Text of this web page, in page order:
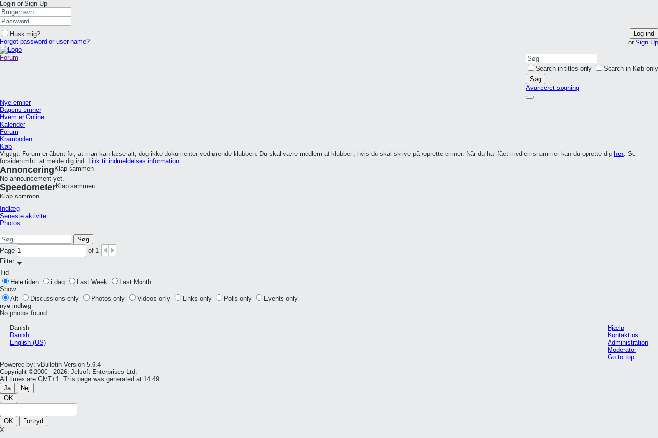
Login or Sign Up
Husk mig?
Log ind
Forgot password or user name?
or Sign Up
Search in titles only
Search in Køb only
Søg
Avanceret søgning
Forum
Nye emner
Dagens emner
Hvem er Online
Kalender
Forum
Kramboden
Køb
Vigtigt. Forum er åbent for, at man kan læse alt, dog ikke dokumenter vedrørende klubben. Du skal være medlem af klubben, hvis du skal skrive på /oprette emner. Når du har fået medlemsnummer kan du oprette dig her. Se
forsiden mht. at melde dig ind. Link til indmeldelses information.
Annoncering Klap sammen
No announcement yet.
SpeedometerKlap sammen
Klap sammen
Indlæg
Seneste aktivitet
Photos
Søg
Page
of 1
Filter
Tid
Hele tiden
i dag Last Week
Last Month
Show
Alt
Discussions only Photos only Videos only Links only Polls only
Events only
nye indlæg
No photos found.
Danish
Danish
English (US)
Hjælp
Kontakt os
Administration
Moderator
Go to top
Powered by: vBulletin Version 5.6.4
Copyright ©2000 - 2026, Jelsoft Enterprises Ltd.
All times are GMT+1. This page was generated at 14:49.
Ja
Nej
OK
OK
Fortryd
X